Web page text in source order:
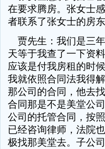
在要求腾房。张女士
者联系了张女士的房东
贾先生：我们是三
天等于我查了一下资
应该是付我房租的时
我就依照合同法我得
那公司的合同，他去
合同那是不是美堂公
公司的托管合同，按
已经咨询律师，法院
极找那美堂去。子公